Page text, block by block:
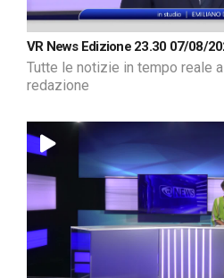
VR News Edizione 23.30 07/08/
Tutte le notizie in tempo reale
redazione